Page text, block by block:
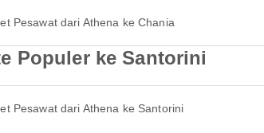
Pesawat dari Athena ke Chania
Populer ke Santorini
Pesawat dari Athena ke Santorini